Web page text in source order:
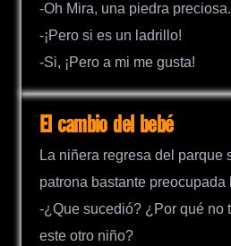
-Oh Mira, una piedra preciosa.
-¡Pero si es un ladrillo!
-Si, ¡Pero a mi me gusta!
El cambio del bebé
La niñera regresa del parque
patrona bastante preocupada
-¿Que sucedió? ¿Por qué no
este otro niño?